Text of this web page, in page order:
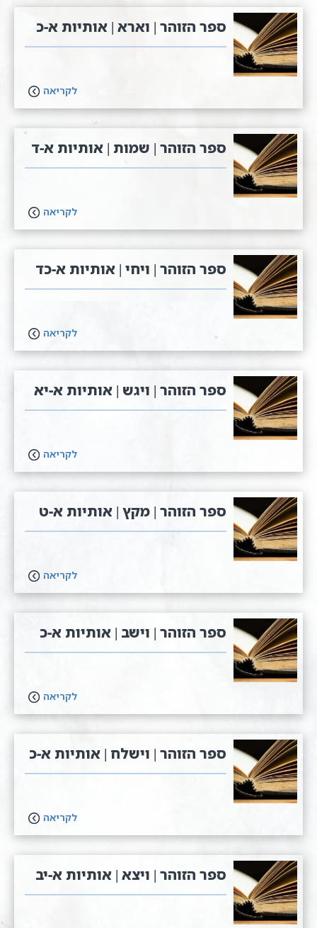
ספר הזוהר | וארא | אותיות א-כ
לקריאה
ספר הזוהר | שמות | אותיות א-ד
לקריאה
ספר הזוהר | ויחי | אותיות א-כד
לקריאה
ספר הזוהר | ויגש | אותיות א-יא
לקריאה
ספר הזוהר | מקץ | אותיות א-ט
לקריאה
ספר הזוהר | וישב | אותיות א-כ
לקריאה
ספר הזוהר | וישלח | אותיות א-כ
לקריאה
ספר הזוהר | ויצא | אותיות א-יב